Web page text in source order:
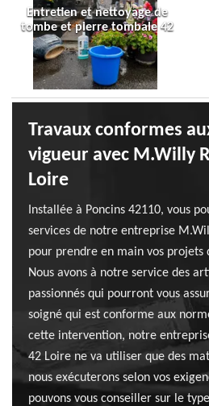
Entretien et nettoyage de
tombe et pierre tombale 42
Travaux conformes
vigueur avec M.Willy
Loire
Installée à Poncins 42110, vous
services de notre entreprise
pour prendre en main vos projets
Nous avons à notre service des
passionnés qui pourront vous
soigné qui est conforme aux
cette intervention, notre
42 Loire ne va utiliser que des
nous exécuterons selon vos
pouvons vous conseiller sur le